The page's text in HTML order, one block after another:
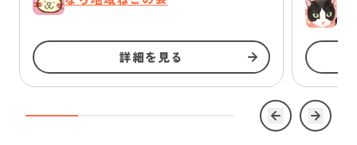
詳細を見る
ゆ